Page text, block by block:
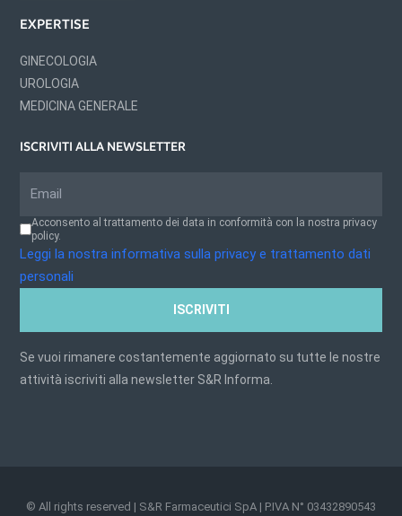
EXPERTISE
GINECOLOGIA
UROLOGIA
MEDICINA GENERALE
ISCRIVITI ALLA NEWSLETTER
Acconsento al trattamento dei data in conformità con la nostra privacy
policy.
Leggi la nostra informativa sulla privacy e trattamento dati
personali
ISCRIVITI
Se vuoi rimanere costantemente aggiornato su tutte le nostre
attività iscriviti alla newsletter S&R Informa.
© All rights reserved | S&R Farmaceutici SpA | P.IVA N° 03432890543